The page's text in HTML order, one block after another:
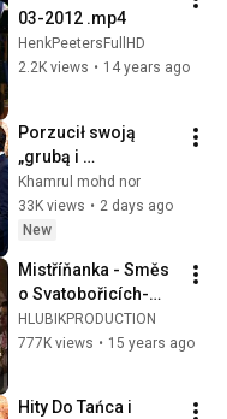
03-2012 .mp4
HenkPeetersFullHD
2.2K views • 14 years ago
Porzucił swoją
„grubą i
zaniedbaną” żonę.
Rok później na
zjeździe
Khamrul mohd nor
33K views • 2 days ago
New
Mistříňanka - Směs
o Svatobořicích-
Mistříně
HLUBIKPRODUCTION
777K views • 15 years ago
Hity Do Tańca i